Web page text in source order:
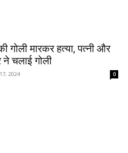
मारकर हत्या, पत्नी और
चलाई गोली
2024 0